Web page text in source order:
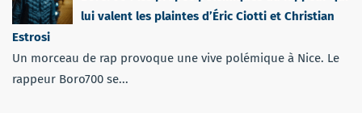
lui valent les plaintes d’Éric Ciotti et Christian
Estrosi
Un morceau de rap provoque une vive polémique à Nice. Le
rappeur Boro700 se...